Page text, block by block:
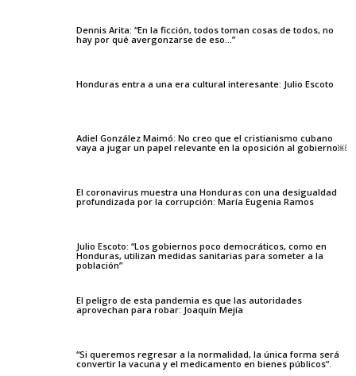
Dennis Arita: “En la ficción, todos toman cosas de todos, no
hay por qué avergonzarse de eso…”
Honduras entra a una era cultural interesante: Julio Escoto
Adiel González Maimó: No creo que el cristianismo cubano
vaya a jugar un papel relevante en la oposición al gobierno￼
El coronavirus muestra una Honduras con una desigualdad
profundizada por la corrupción: María Eugenia Ramos
Julio Escoto: “Los gobiernos poco democráticos, como en
Honduras, utilizan medidas sanitarias para someter a la
población”
El peligro de esta pandemia es que las autoridades
aprovechan para robar: Joaquín Mejía
“Si queremos regresar a la normalidad, la única forma será
convertir la vacuna y el medicamento en bienes públicos”.